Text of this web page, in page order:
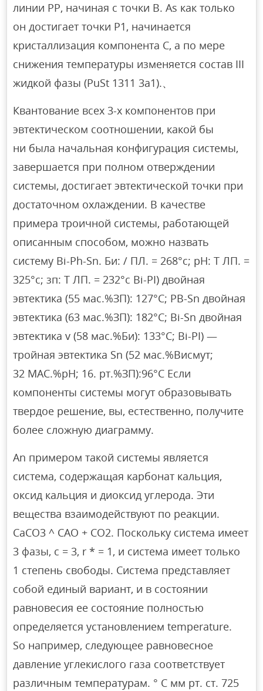
линии РР, начиная с точки B. As как только
он достигает точки P1, начинается
кристаллизация компонента C, а по мере
снижения температуры изменяется состав III
жидкой фазы (PuSt 1311 3a1).、
Квантование всех 3-х компонентов при
эвтектическом соотношении, какой бы
ни была начальная конфигурация системы,
завершается при полном отверждении
системы, достигает эвтектической точки при
достаточном охлаждении. В качестве
примера троичной системы, работающей
описанным способом, можно назвать
систему Bi-Ph-Sn. Би: / ПЛ. = 268°с; рН: Т ЛП. =
325°с; зп: Т ЛП. = 232°с Bi-PI) двойная
эвтектика (55 мас.%ЗП): 127°С; PB-Sn двойная
эвтектика (63 мас.%ЗП): 182°С; Bi-Sn двойная
эвтектика v (58 мас.%Би): 133°С; Bi-PI) —
тройная эвтектика Sn (52 мас.%Висмут;
32 МАС.%рН; 16. рт.%ЗП):96°С Если
компоненты системы могут образовывать
твердое решение, вы, естественно, получите
более сложную диаграмму.
An примером такой системы является
система, содержащая карбонат кальция,
оксид кальция и диоксид углерода. Эти
вещества взаимодействуют по реакции.
СаСО3 ^ САО + СО2. Поскольку система имеет
3 фазы, c = 3, r * = 1, и система имеет только
1 степень свободы. Система представляет
собой единый вариант, и в состоянии
равновесия ее состояние полностью
определяется установлением temperature.
So например, следующее равновесное
давление углекислого газа соответствует
различным температурам. ° C мм рт. ст. 725